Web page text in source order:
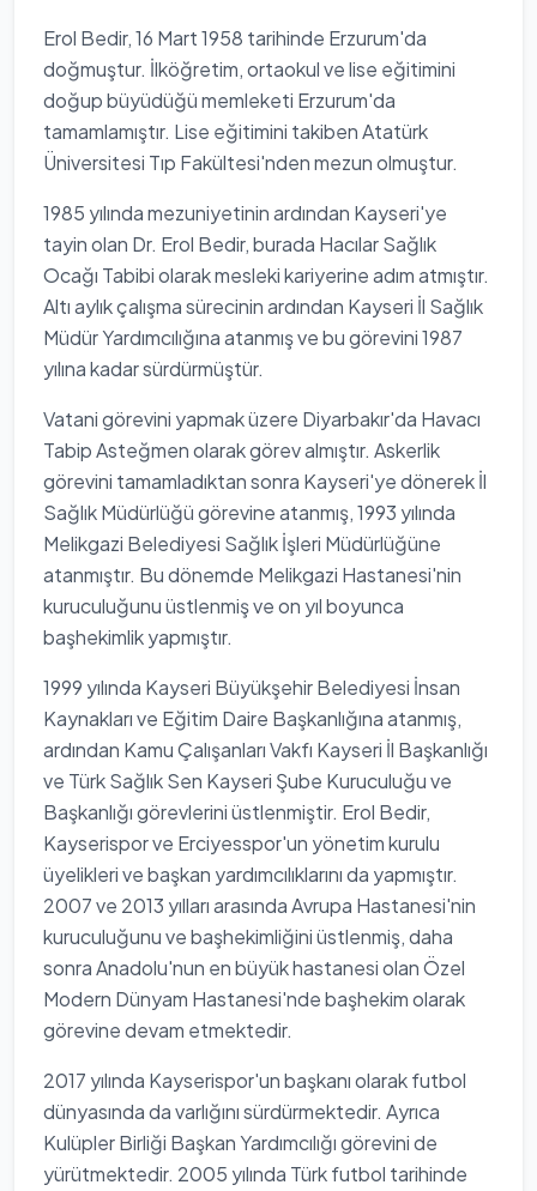
Erol Bedir, 16 Mart 1958 tarihinde Erzurum'da
doğmuştur. İlköğretim, ortaokul ve lise eğitimini
doğup büyüdüğü memleketi Erzurum'da
tamamlamıştır. Lise eğitimini takiben Atatürk
Üniversitesi Tıp Fakültesi'nden mezun olmuştur.
1985 yılında mezuniyetinin ardından Kayseri'ye
tayin olan Dr. Erol Bedir, burada Hacılar Sağlık
Ocağı Tabibi olarak mesleki kariyerine adım atmıştır.
Altı aylık çalışma sürecinin ardından Kayseri İl Sağlık
Müdür Yardımcılığına atanmış ve bu görevini 1987
yılına kadar sürdürmüştür.
Vatani görevini yapmak üzere Diyarbakır'da Havacı
Tabip Asteğmen olarak görev almıştır. Askerlik
görevini tamamladıktan sonra Kayseri'ye dönerek İl
Sağlık Müdürlüğü görevine atanmış, 1993 yılında
Melikgazi Belediyesi Sağlık İşleri Müdürlüğüne
atanmıştır. Bu dönemde Melikgazi Hastanesi'nin
kuruculuğunu üstlenmiş ve on yıl boyunca
başhekimlik yapmıştır.
1999 yılında Kayseri Büyükşehir Belediyesi İnsan
Kaynakları ve Eğitim Daire Başkanlığına atanmış,
ardından Kamu Çalışanları Vakfı Kayseri İl Başkanlığı
ve Türk Sağlık Sen Kayseri Şube Kuruculuğu ve
Başkanlığı görevlerini üstlenmiştir. Erol Bedir,
Kayserispor ve Erciyesspor'un yönetim kurulu
üyelikleri ve başkan yardımcılıklarını da yapmıştır.
2007 ve 2013 yılları arasında Avrupa Hastanesi'nin
kuruculuğunu ve başhekimliğini üstlenmiş, daha
sonra Anadolu'nun en büyük hastanesi olan Özel
Modern Dünyam Hastanesi'nde başhekim olarak
görevine devam etmektedir.
2017 yılında Kayserispor'un başkanı olarak futbol
dünyasında da varlığını sürdürmektedir. Ayrıca
Kulüpler Birliği Başkan Yardımcılığı görevini de
yürütmektedir. 2005 yılında Türk futbol tarihinde